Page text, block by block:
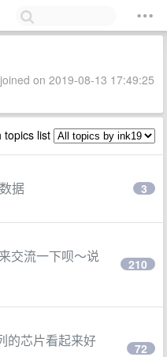
on 2019-08-13 17:49:25
topics list
据 3
交流一下呗～说
210
的芯片看起来好
72